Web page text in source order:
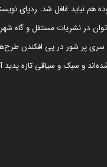
هم نباید غافل شد. ردپای
در نشریات مستقل و گاه
سری پر شور در پی افکندن
و سبک و سیاقی تازه پدید